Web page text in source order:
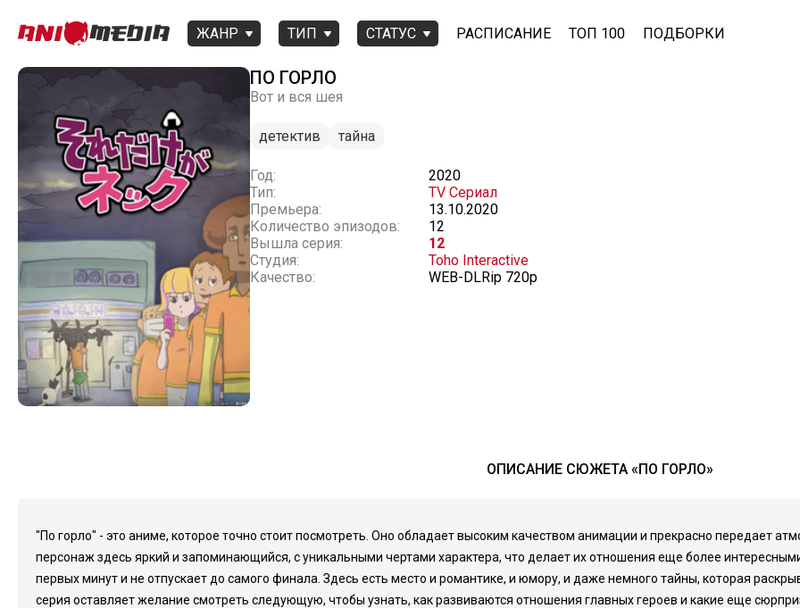
ЖАНР ТИП СТАТУС РАСПИСАНИЕ ТОП 100 ПОДБОРКИ
ПО ГОРЛО
Вот и вся шея
детектив тайна
Год:
2020
Тип:
TV Сериал
Премьера:
13.10.2020
Количество эпизодов:
12
Вышла серия:
12
Студия:
Toho Interactive
Качество:
WEB-DLRip 720p
ОПИСАНИЕ СЮЖЕТА «ПО ГОРЛО»
"По горло" - это аниме, которое точно стоит посмотреть. Оно обладает высоким качеством анимации и прекрасно передает
персонаж здесь яркий и запоминающийся, с уникальными чертами характера, что делает их отношения еще более
первых минут и не отпускает до самого финала. Здесь есть место и романтике, и юмору, и даже немного тайны, которая
серия оставляет желание смотреть следующую, чтобы узнать, как развиваются отношения главных героев и какие еще